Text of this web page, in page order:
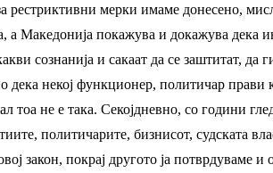
рестриктивни мерки имаме донесено,
а Македонија покажува и докажува дека
сознанија и сакаат да се заштитат,
дека некој функционер, политичар прави
тоа не е така. Секојдневно, со години
политичарите, бизнисот, судската
закон, покрај другото ја потврдуваме